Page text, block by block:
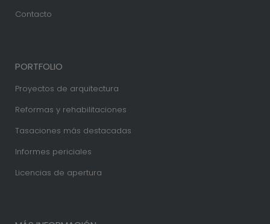
Contacto
PORTFOLIO
Proyectos de arquitectura
Reformas y rehabilitaciones
Tasaciones más destacadas
Informes periciales
Licencias de apertura